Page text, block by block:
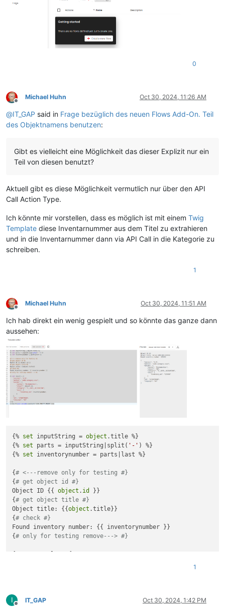
0
Offline
Michael Huhn Oct 30, 2024, 11:26 AM
@IT_GAP said in Frage bezüglich des neuen Flows Add-On. Teil
des Objektnamens benutzen:
Gibt es vielleicht eine Möglichkeit das dieser Explizit nur ein
Teil von diesen benutzt?
Aktuell gibt es diese Möglichkeit vermutlich nur über den API
Call Action Type.
Ich könnte mir vorstellen, dass es möglich ist mit einem Twig
Template diese Inventarnummer aus dem Titel zu extrahieren
und in die Inventarnummer dann via API Call in die Kategorie zu
schreiben.
1
Offline
Michael Huhn Oct 30, 2024, 11:51 AM
Ich hab direkt ein wenig gespielt und so könnte das ganze dann
aussehen:
{% set inputString = object .title %}
{% set parts = inputString|split( '-' ) %}
{% set inventorynumber = parts|last %}
{# <---remove only for testing #}
{# get object id #}
Object ID {{ object . id
}}
{# get object title #}
Object title: {{object .title}}
{# check #}
Found inventory number: {{ inventorynumber }}
{# only for testing remove---> #}
"object"
1
I
Offline
IT_GAP Oct 30, 2024, 1:42 PM